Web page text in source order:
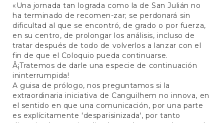
«Una jornada tan lograda como la de San Julián no
ha terminado de recomen-zar; se perdonará sin
dificultad al que se encontró, de grado o por fuerza,
en su centro, de prolongar los análisis, incluso de
tratar después de todo de volverlos a lanzar con el
fin de que el Coloquio pueda continuarse.
Â¡Tratemos de darle una especie de continuación
ininterrumpida!
A guisa de prólogo, nos preguntamos si la
extraordinaria iniciativa de Canguilhem no innova, en
el sentido en que una comunicación, por una parte
es explícitamente 'desparisinizada', por tanto